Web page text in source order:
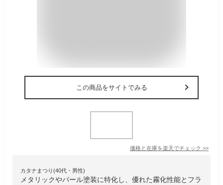
この商品をサイトでみる
価格と在庫を楽天でチェック >>
カタナまつり(40代・男性)
メタリックやパール塗装に特化し、優れた霧化性能とフラ